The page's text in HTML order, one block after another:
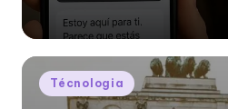
Posted
in
Técnologia